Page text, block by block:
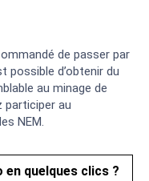
de passer par
possible d’obtenir du
au minage de
participer au
NEM.
quelques clics ?